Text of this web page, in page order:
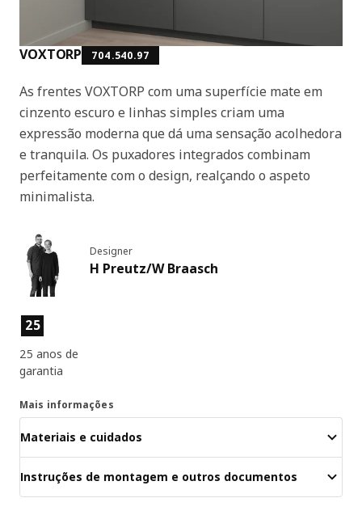
VOXTORP 704.540.97
As frentes VOXTORP com uma superfície mate em
cinzento escuro e linhas simples criam uma
expressão moderna que dá uma sensação acolhedora
e tranquila. Os puxadores integrados combinam
perfeitamente com o design, realçando o aspeto
minimalista.
Designer
H Preutz/W Braasch
Características dos produtos
25
25 anos de
garantia
Mais informações
Materiais e cuidados
Instruções de montagem e outros documentos